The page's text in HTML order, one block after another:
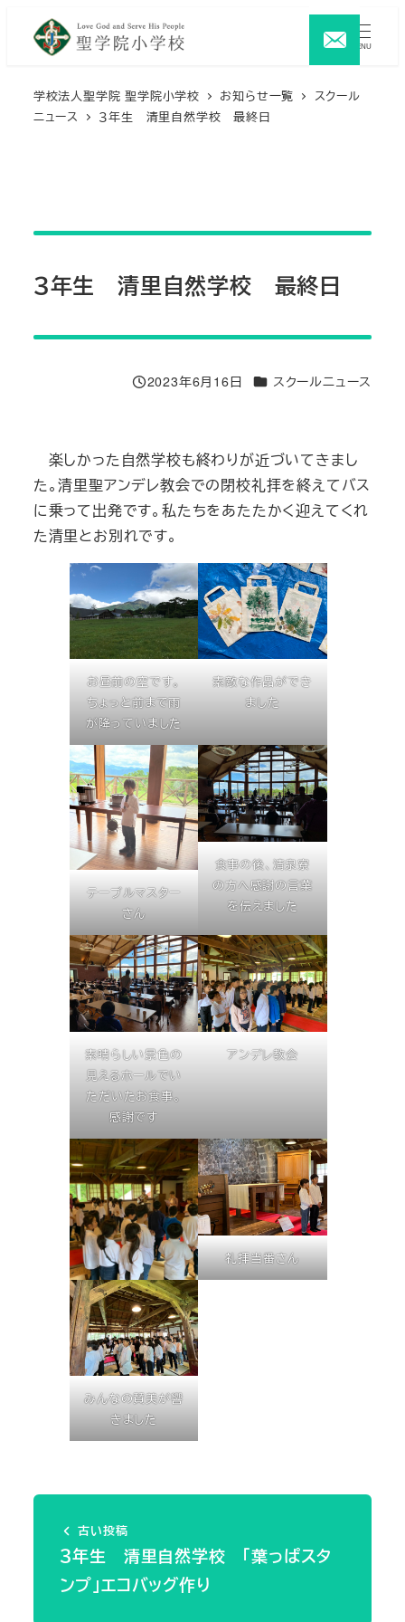
MENU
学校法人聖学院 聖学院小学校 お知らせ一覧
スクール
ニュース
３年生 清里自然学校 最終日
３年生 清里自然学校 最終日
投稿日
2023年6月16日 カテゴリー
スクールニュース
楽しかった自然学校も終わりが近づいてきまし
た。清里聖アンデレ教会での閉校礼拝を終えてバス
に乗って出発です。私たちをあたたかく迎えてくれ
た清里とお別れです。
お昼前の空です。
ちょっと前まで雨
が降っていました
素敵な作品ができ
ました
テーブルマスター
さん
食事の後、清泉寮
の方へ感謝の言葉
を伝えました
素晴らしい景色の
見えるホールでい
ただいたお食事。
感謝です
アンデレ教会
礼拝当番さん
みんなの賛美が響
きました
古い投稿
３年生 清里自然学校 「葉っぱスタ
ンプ」エコバッグ作り